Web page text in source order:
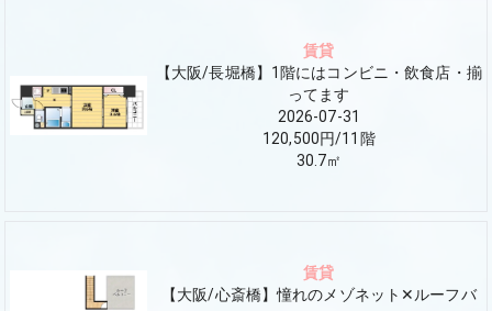
賃貸
【大阪/長堀橋】1階にはコンビニ・飲食店・揃
ってます
2026-07-31
120,500円/11 階
30.7㎡
賃貸
【大阪/心斎橋】憧れのメゾネット✕ルーフバ